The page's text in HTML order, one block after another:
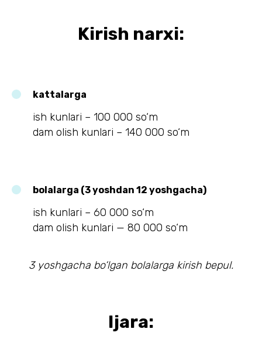
Kirish narxi:
kattalarga
ish kunlari – 100 000 so‘m
dam olish kunlari – 140 000 so‘m
bolalarga (3 yoshdan 12 yoshgacha)
ish kunlari – 60 000 so‘m
dam olish kunlari — 80 000 so‘m
3 yoshgacha bo‘lgan bolalarga kirish bepul.
Ijara: